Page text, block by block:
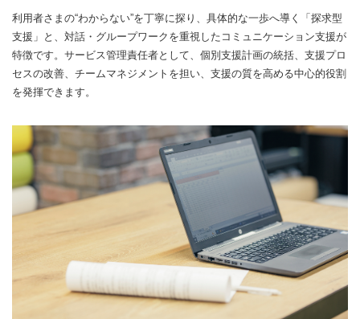
利用者さまの“わからない”を丁寧に探り、具体的な一歩へ導く「探求型
支援」と、対話・グループワークを重視したコミュニケーション支援が
特徴です。サービス管理責任者として、個別支援計画の統括、支援プロ
セスの改善、チームマネジメントを担い、支援の質を高める中心的役割
を発揮できます。